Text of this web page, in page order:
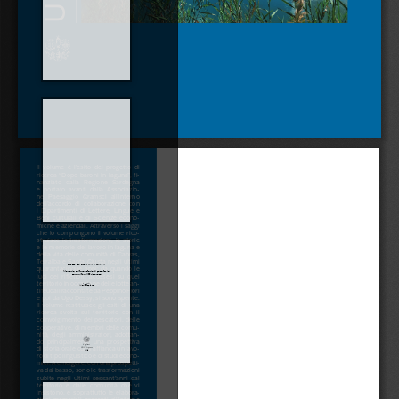
Il  volume  è  l’esito  del  progetto  di
ricerca  “Dopo  baroni  in  laguna”,  fi-
nanziato   dalla   Regione   Sardegna
e  portato  avanti  dalla  Associazio-
ne   Paesaggio   Gramsci   all’interno
dell’accordo  di  collaborazione  con
i  Dipartimenti  di  Lettere,  Lingue  e
Beni  culturali  e  di  Scienze  econo-
miche e aziendali. Attraverso i saggi
che  lo  compongono  il  volume  rico-
struisce  le  trasformazioni,  le  storie
e  le  memorie  del  lavoro  in  laguna  e
della  vita  delle  comunità  di  Cabras,
Terralba  e  Santa  Giusta  negli  ultimi
quarantacinque  anni:  da  quando  le
luci  dei  riflettori,  accesesi  su  quel
territorio in occasione delle lotte an-
tifeudali raccontate da Peppino Fiori
e poi da Ugo Dessy, si sono spente.
Il  volume  restituisce  gli  esiti  di  una
ricerca   svolta   sul   territorio   con   il
coinvolgimento  dei  pescatori,  delle
cooperative, di membri delle comu-
nità,  degli  amministratori,  adottan-
do  principalmente  una  prospettiva
di storia orale cui si affianca un lavo-
ro di tipo linguistico e di studi econo-
mici. A emergere, con una prospetti-
va dal basso, sono le trasformazioni
subite  negli  ultimi  sessant’anni  dal
territorio  e  dalle  comunità  che  vi
insistono,  e  soprattutto  le  elabora-
zioni  memoriali  presenti  all’interno